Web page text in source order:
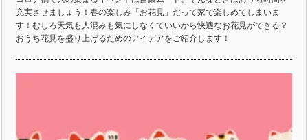
充実させましょう！春の楽しみ「お花見」だって家で楽しめてしまいま
す！むしろ天気も人混みも気にしなくていいから快適なお花見ができる？
おうち花見を盛り上げるためのアイデアをご紹介します！